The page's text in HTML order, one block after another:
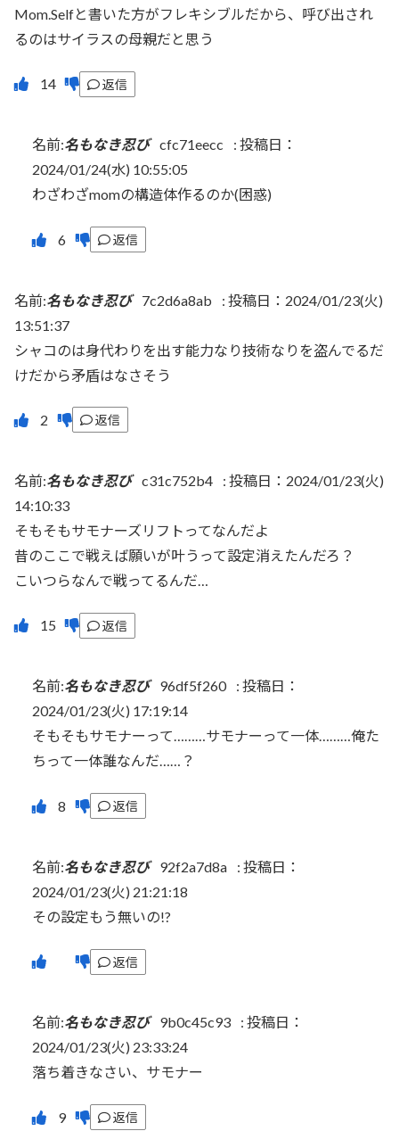
Mom.Selfと書いた方がフレキシブルだから、呼び出され
るのはサイラスの母親だと思う
返信
名前:名もなき忍び cfc71eecc : 投稿日：
2024/01/24(水) 10:55:05
わざわざmomの構造体作るのか(困惑)
返信
名前:名もなき忍び 7c2d6a8ab : 投稿日：2024/01/23(火)
13:51:37
シャコのは身代わりを出す能力なり技術なりを盗んでるだ
けだから矛盾はなさそう
返信
名前:名もなき忍び c31c752b4 : 投稿日：2024/01/23(火)
14:10:33
そもそもサモナーズリフトってなんだよ
昔のここで戦えば願いが叶うって設定消えたんだろ？
こいつらなんで戦ってるんだ…
返信
名前:名もなき忍び 96df5f260 : 投稿日：
2024/01/23(火) 17:19:14
そもそもサモナーって………サモナーって一体………俺た
ちって一体誰なんだ……？
返信
名前:名もなき忍び 92f2a7d8a : 投稿日：
2024/01/23(火) 21:21:18
その設定もう無いの!?
返信
名前:名もなき忍び 9b0c45c93 : 投稿日：
2024/01/23(火) 23:33:24
落ち着きなさい、サモナー
返信